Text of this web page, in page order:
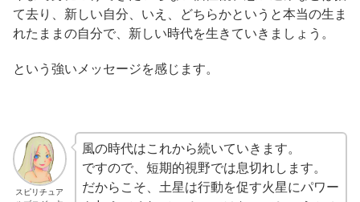
て去り、新しい自分、いえ、どちらかというと本当の生ま
れたままの自分で、新しい時代を生きていきましょう。
という強いメッセージを感じます。
スピリチュア
風の時代はこれから続いていきます。
ですので、短期的視野では息切れします。
だからこそ、土星は行動を促す火星にパワー